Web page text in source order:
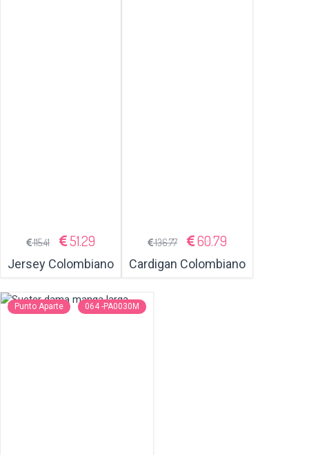
115.41 51.29
Jersey Colombiano
136.77 60.79
Cardigan Colombiano
Punto Aparte 064 -PA0030M